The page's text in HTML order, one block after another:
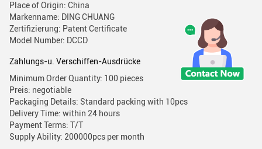
Place of Origin: China
Markenname: DING CHUANG
Zertifizierung: Patent Certificate
Model Number: DCCD
Zahlungs-u. Verschiffen-Ausdrücke
Minimum Order Quantity: 100 pieces
Preis: negotiable
Packaging Details: Standard packing with 10pcs
Delivery Time: within 24 hours
Payment Terms: T/T
Supply Ability: 200000pcs per month